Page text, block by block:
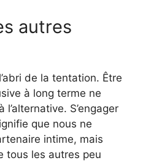
autres
de la tentation. Être
à long terme ne
S’engager
que nous ne
intime, mais
tous les autres peu